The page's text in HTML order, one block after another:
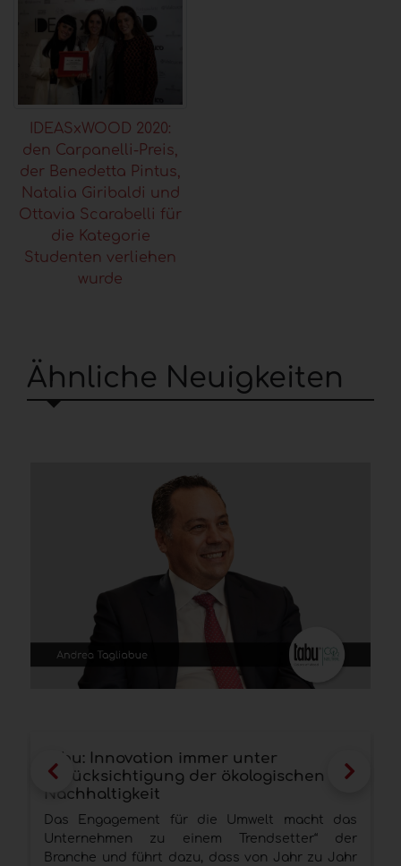
IDEASxWOOD 2020:
den Carpanelli-Preis,
der Benedetta Pintus,
Natalia Giribaldi und
Ottavia Scarabelli für
die Kategorie
Studenten verliehen
wurde
Ähnliche Neuigkeiten
Tabu: Innovation immer unter
Berücksichtigung der ökologischen
Nachhaltigkeit
Das Engagement für die Umwelt macht das
Unternehmen zu einem Trendsetter“ der
Branche und führt dazu, dass von Jahr zu Jahr